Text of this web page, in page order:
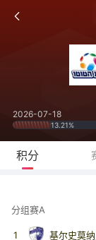
2026-07-18
13.21%
积分
分组赛A
1 基尔史莫